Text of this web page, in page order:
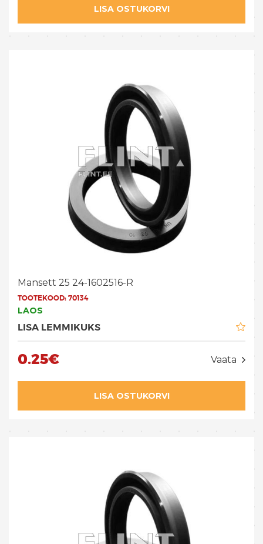
LISA OSTUKORVI
Mansett 25 24-1602516-R
TOOTEKOOD:70134
LAOS
LISA LEMMIKUKS
0.25€ Vaata
LISA OSTUKORVI